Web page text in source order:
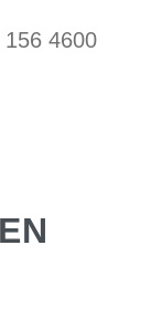
4600